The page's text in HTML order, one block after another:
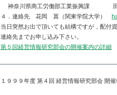
神奈川県商工労働部工業振興
４．連絡先 花岡 菖（関東学院大学）
当日突然お出で頂いても結構ですが，配付
連絡先までお申し込み下さい。
第５回経営情報研究部会の開催案内の詳細
１９９９年度 第４回 経営情報研究部会 開